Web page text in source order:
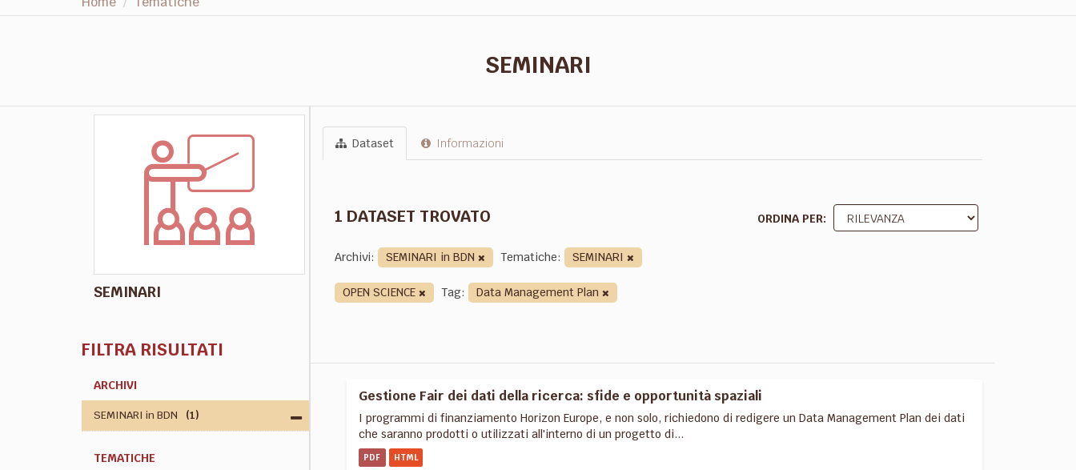
SEMINARI
SEMINARI
FILTRA RISULTATI
ARCHIVI
SEMINARI in BDN (1)
TEMATICHE
Dataset Informazioni
ORDINA PER
1 DATASET TROVATO
Archivi: SEMINARI in BDN Tematiche:
SEMINARI
OPEN SCIENCE
Tag: Data Management Plan
Gestione Fair dei dati della ricerca: sfide e opportunità spaziali
I programmi di finanziamento Horizon Europe, e non solo, richiedono di redigere un Data Management Plan dei dati
che saranno prodotti o utilizzati all'interno di un progetto di...
PDF HTML